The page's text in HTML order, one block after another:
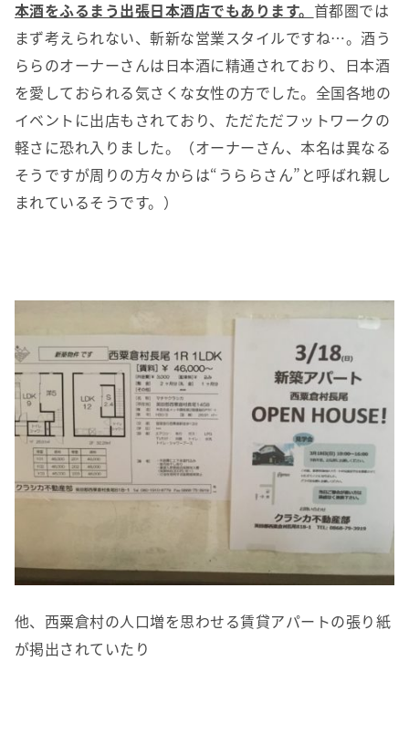
本酒をふるまう出張日本酒店でもあります。 首都圏では
まず考えられない、斬新な営業スタイルですね…。酒う
ららのオーナーさんは日本酒に精通されており、日本酒
を愛しておられる気さくな女性の方でした。全国各地の
イベントに出店もされており、ただただフットワークの
軽さに恐れ入りました。（オーナーさん、本名は異なる
そうですが周りの方々からは“うららさん”と呼ばれ親し
まれているそうです。）
他、西粟倉村の人口増を思わせる賃貸アパートの張り紙
が掲出されていたり